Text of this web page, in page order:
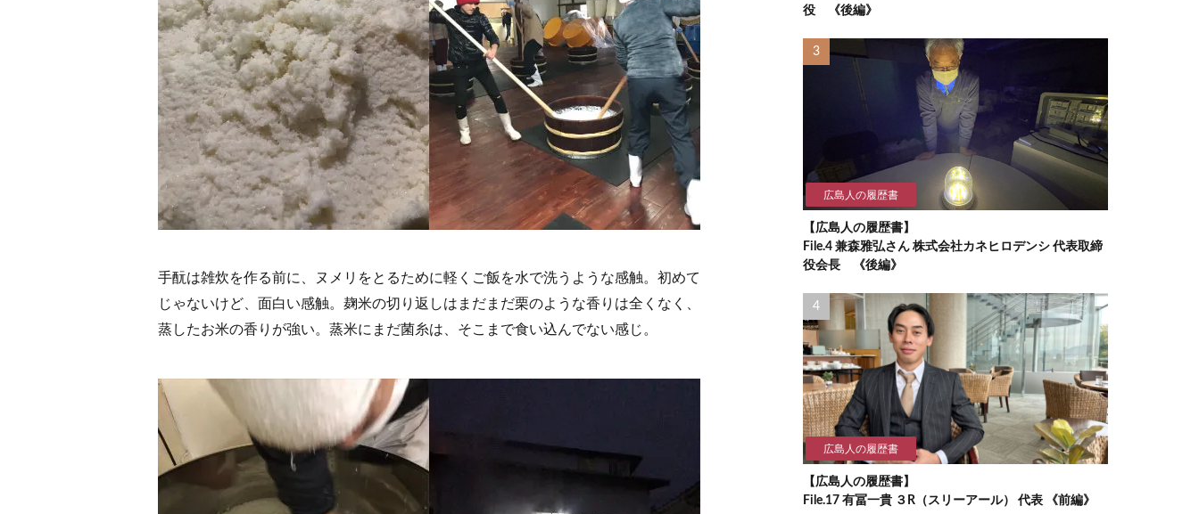
手酛は雑炊を作る前に、ヌメリをとるために軽くご飯を水で洗うような感触。初めて
じゃないけど、面白い感触。麹米の切り返しはまだまだ栗のような香りは全くなく、
蒸したお米の香りが強い。蒸米にまだ菌糸は、そこまで食い込んでない感じ。
役 《後編》
広島人の履歴書
【広島人の履歴書】
File.4 兼森雅弘さん 株式会社カネヒロデンシ 代表取締
役会長 《後編》
広島人の履歴書
【広島人の履歴書】
File.17 有冨一貴 ３R（スリーアール） 代表 《前編》